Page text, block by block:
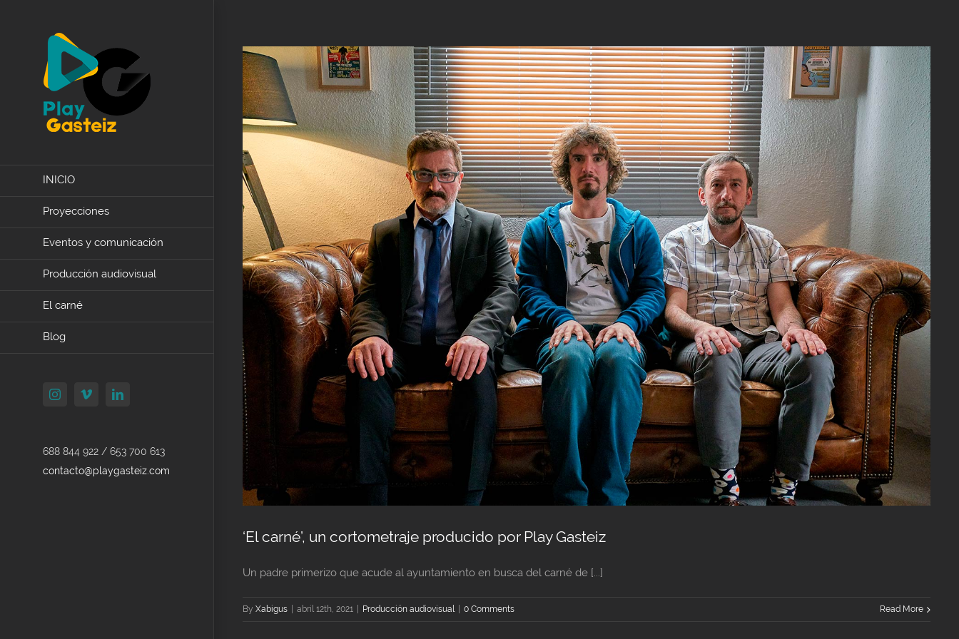
INICIO
Proyecciones
Eventos y comunicación
Producción audiovisual
El carné
Blog
InstagramVimeoLinkedIn
688 844 922 / 653 700 613
contacto@playgasteiz.com
‘El carné’, un cortometraje producido por Play Gasteiz
Un padre primerizo que acude al ayuntamiento en busca del carné de [...]
By Xabigus abril 12th, 2021 Producción audiovisual 0 Comments Read More